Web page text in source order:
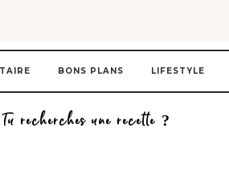
BONS PLANS LIFESTYLE